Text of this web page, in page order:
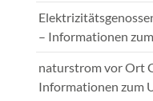
– Informationen
naturstrom vor Ort
Informationen zum